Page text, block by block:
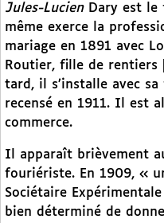
Jules-LucienDary est le
même exerce la
mariage en 1891 avec
Routier, fille de rentiers
tard, il s’installe avec
recensé en 1911. Il est
commerce.
Il apparaît brièvement
fouriériste. En 1909, «
Sociétaire
bien déterminé de